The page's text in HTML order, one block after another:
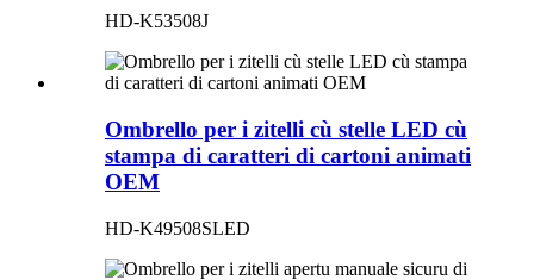
HD-K53508J
Ombrello per i zitelli cù stelle LED cù
stampa di caratteri di cartoni animati
OEM
HD-K49508SLED